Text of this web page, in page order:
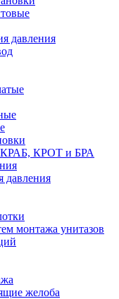
давления
КРАБ, КРОТ и БРА
давления
монтажа унитазов
желоба